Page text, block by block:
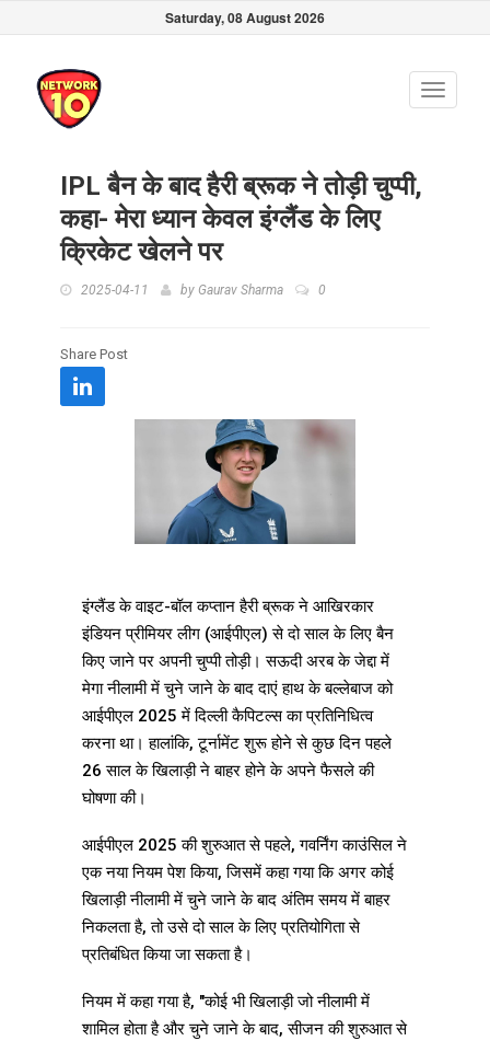
Saturday, 08 August 2026
Toggle
IPL बैन के बाद हैरी ब्रूक ने तोड़ी चुप्पी,
कहा- मेरा ध्यान केवल इंग्लैंड के लिए
क्रिकेट खेलने पर
2025-04-11 by Gaurav Sharma 0
Share Post
इंग्लैंड के वाइट-बॉल कप्तान हैरी ब्रूक ने आखिरकार
इंडियन प्रीमियर लीग (आईपीएल) से दो साल के लिए बैन
किए जाने पर अपनी चुप्पी तोड़ी। सऊदी अरब के जेद्दा में
मेगा नीलामी में चुने जाने के बाद दाएं हाथ के बल्लेबाज को
आईपीएल 2025 में दिल्ली कैपिटल्स का प्रतिनिधित्व
करना था। हालांकि, टूर्नामेंट शुरू होने से कुछ दिन पहले
26 साल के खिलाड़ी ने बाहर होने के अपने फैसले की
घोषणा की।
आईपीएल 2025 की शुरुआत से पहले, गवर्निंग काउंसिल ने
एक नया नियम पेश किया, जिसमें कहा गया कि अगर कोई
खिलाड़ी नीलामी में चुने जाने के बाद अंतिम समय में बाहर
निकलता है, तो उसे दो साल के लिए प्रतियोगिता से
प्रतिबंधित किया जा सकता है।
नियम में कहा गया है, "कोई भी खिलाड़ी जो नीलामी में
शामिल होता है और चुने जाने के बाद, सीजन की शुरुआत से